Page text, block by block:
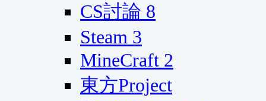
CS討論 8
Steam 3
MineCraft 2
東方Project